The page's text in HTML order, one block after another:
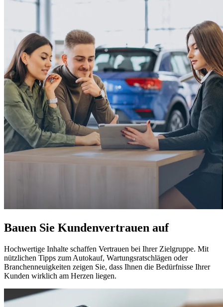
Bauen Sie Kundenvertrauen auf
Hochwertige Inhalte schaffen Vertrauen bei Ihrer Zielgruppe. Mit
nützlichen Tipps zum Autokauf, Wartungsratschlägen oder
Branchenneuigkeiten zeigen Sie, dass Ihnen die Bedürfnisse Ihrer
Kunden wirklich am Herzen liegen.